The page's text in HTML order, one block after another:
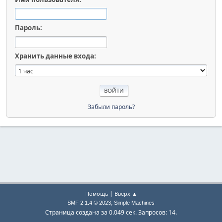
Пароль:
Хранить данные входа:
Забыли пароль?
Помощь| Вверх ▲
SMF 2.1.4 © 2023, Simple Machines
Страница создана за 0.049 сек. Запросов: 14.